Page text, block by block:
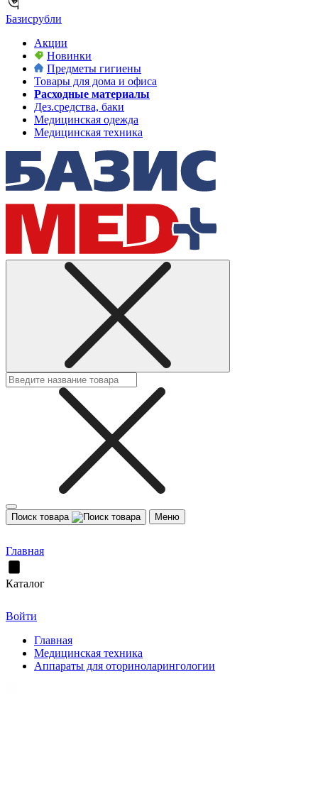
Базисрубли
Акции
Новинки
Предметы гигиены
Товары для дома и офиса
Расходные материалы
Дез.средства, баки
Медицинская одежда
Медицинская техника
Поиск товара Меню
Главная
Каталог
Войти
Главная
Медицинская техника
Аппараты для оториноларингологии